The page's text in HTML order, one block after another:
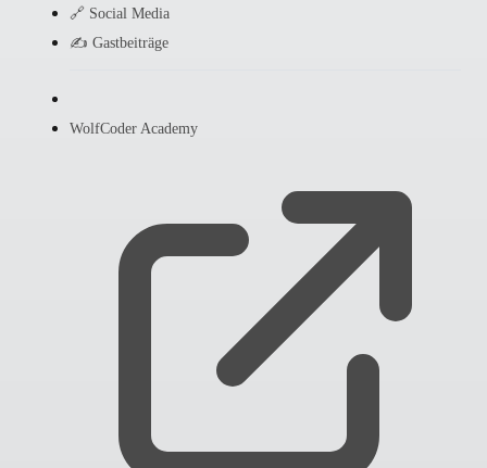
🔗 Social Media
✍️ Gastbeiträge
WolfCoder Academy